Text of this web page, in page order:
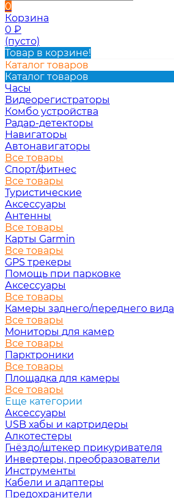
0
Корзина
0 ₽
(пусто)
Товар в корзине!
Каталог товаров
Каталог товаров
Часы
Видеорегистраторы
Комбо устройства
Радар-детекторы
Навигаторы
Автонавигаторы
Все товары
Спорт/фитнес
Все товары
Туристические
Аксессуары
Антенны
Все товары
Карты Garmin
Все товары
GPS трекеры
Помощь при парковке
Аксессуары
Все товары
Камеры заднего/переднего вида
Все товары
Мониторы для камер
Все товары
Парктроники
Все товары
Площадка для камеры
Все товары
Еще категории
Аксессуары
USB хабы и картридеры
Алкотестеры
Гнёздо/штекер прикуривателя
Инвертеры, преобразователи
Инструменты
Кабели и адаптеры
Предохранители